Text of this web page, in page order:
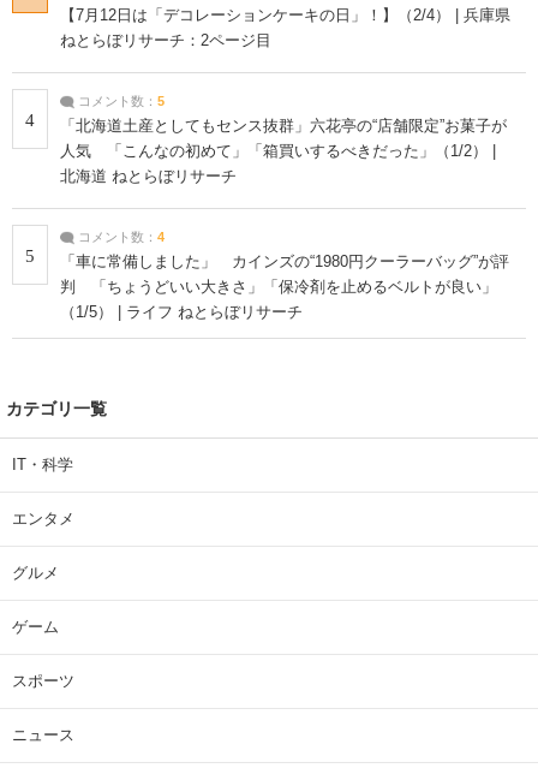
【7月12日は「デコレーションケーキの日」！】（2/4） | 兵庫県
ねとらぼリサーチ：2ページ目
4
コメント数： 5
「北海道土産としてもセンス抜群」六花亭の“店舗限定”お菓子が
人気 「こんなの初めて」「箱買いするべきだった」（1/2） |
北海道 ねとらぼリサーチ
5
コメント数： 4
「車に常備しました」 カインズの“1980円クーラーバッグ”が評
判 「ちょうどいい大きさ」「保冷剤を止めるベルトが良い」
（1/5） | ライフ ねとらぼリサーチ
カテゴリ一覧
IT・科学
エンタメ
グルメ
ゲーム
スポーツ
ニュース